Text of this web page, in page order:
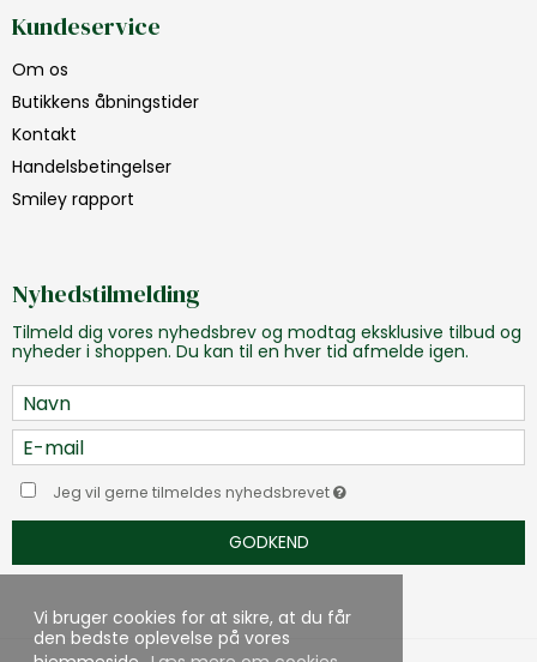
Vi bruger cookies for at sikre, at du får
den bedste oplevelse på vores
Kundeservice
Om os
Butikkens åbningstider
Kontakt
Handelsbetingelser
Smiley rapport
Nyhedstilmelding
Tilmeld dig vores nyhedsbrev og modtag eksklusive tilbud og
nyheder i shoppen. Du kan til en hver tid afmelde igen.
Jeg vil gerne tilmeldes nyhedsbrevet
GODKEND